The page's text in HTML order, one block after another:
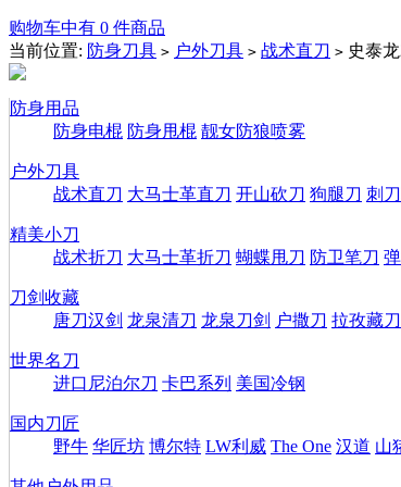
购物车中有 0 件商品
当前位置: 防身刀具 > 户外刀具 > 战术直刀 > 史泰
防身用品
防身电棍 防身甩棍 靓女防狼喷雾
户外刀具
战术直刀 大马士革直刀 开山砍刀 狗腿刀 刺
精美小刀
战术折刀 大马士革折刀 蝴蝶甩刀 防卫笔刀
刀剑收藏
唐刀汉剑 龙泉清刀 龙泉刀剑 户撒刀 拉孜藏刀
世界名刀
进口尼泊尔刀 卡巴系列 美国冷钢
国内刀匠
野牛 华匠坊 博尔特 LW利威 The One 汉道 山